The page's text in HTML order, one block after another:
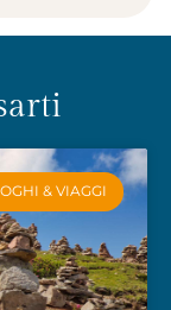
& VIAGGI